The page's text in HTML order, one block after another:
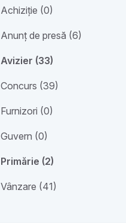
Achiziție (0)
Anunț de presă (6)
Avizier (33)
Concurs (39)
Furnizori (0)
Guvern (0)
Primărie (2)
Vânzare (41)